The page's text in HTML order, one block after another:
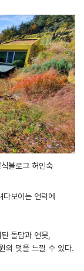
블로그 허인숙
보이는 언덕에
돌담과 연못,
의 멋을 느낄 수 있다.